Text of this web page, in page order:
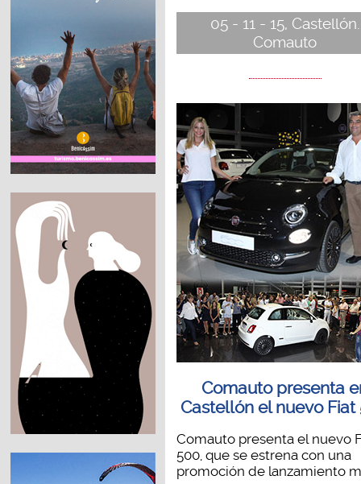
05 - 11 - 15, Castellón.
Comauto
Comauto presenta
Castellón el nuevo Fiat
Comauto presenta el nuevo
500, que se estrena con una
promoción de lanzamiento